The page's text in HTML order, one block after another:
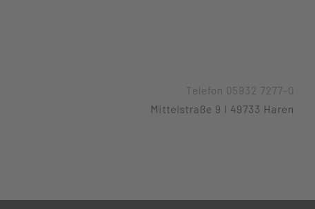
Telefon 05932 7277-0
Mittelstraße 9 I 49733 Haren